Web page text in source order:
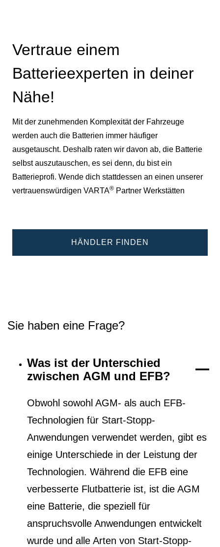
Vertraue einem
Batterieexperten in deiner
Nähe!
Mit der zunehmenden Komplexität der Fahrzeuge
werden auch die Batterien immer häufiger
ausgetauscht. Deshalb raten wir davon ab, die Batterie
selbst auszutauschen, es sei denn, du bist ein
Batterieprofi. Wende dich stattdessen an einen unserer
vertrauenswürdigen VARTA® Partner Werkstätten
HÄNDLER FINDEN
Sie haben eine Frage?
Was ist der Unterschied
zwischen AGM und EFB?
Obwohl sowohl AGM- als auch EFB-
Technologien für Start-Stopp-
Anwendungen verwendet werden, gibt es
einige Unterschiede in der Leistung der
Technologien. Während die EFB eine
verbesserte Flutbatterie ist, ist die AGM
eine Batterie, die speziell für
anspruchsvolle Anwendungen entwickelt
wurde und alle Arten von Start-Stopp-